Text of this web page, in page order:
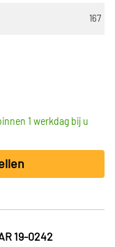
167
1 werkdag bij u
19-0242